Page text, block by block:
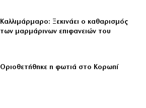
Καλλιμάρμαρο: Ξεκινάει ο καθαρισμός
των μαρμάρινων επιφανειών του
Οριοθετήθηκε η φωτιά στο Κορωπί